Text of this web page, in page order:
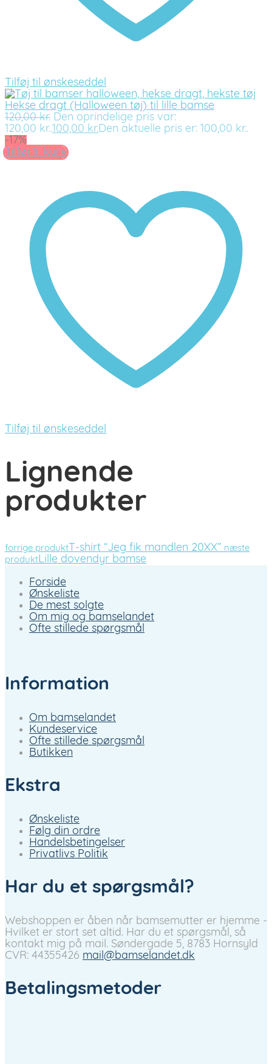
Tilføj til ønskeseddel
Hekse dragt (Halloween tøj) til lille bamse
120,00kr. Den oprindelige pris var:
120,00 kr..100,00 kr.Den aktuelle pris er: 100,00 kr..
-17%
Tilføj til kurv
Tilføj til ønskeseddel
Lignende
produkter
forrige produkt T-shirt “Jeg fik mandlen 20XX” næste
produktLille dovendyr bamse
Forside
Ønskeliste
De mest solgte
Om mig og bamselandet
Ofte stillede spørgsmål
Information
Om bamselandet
Kundeservice
Ofte stillede spørgsmål
Butikken
Ekstra
Ønskeliste
Følg din ordre
Handelsbetingelser
Privatlivs Politik
Har du et spørgsmål?
Webshoppen er åben når bamsemutter er hjemme -
Hvilket er stort set altid. Har du et spørgsmål, så
kontakt mig på mail. Søndergade 5, 8783 Hornsyld
CVR: 44355426 mail@bamselandet.dk
Betalingsmetoder